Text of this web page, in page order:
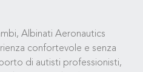
Albinati Aeronautics
confortevole e senza
di autisti professionisti,